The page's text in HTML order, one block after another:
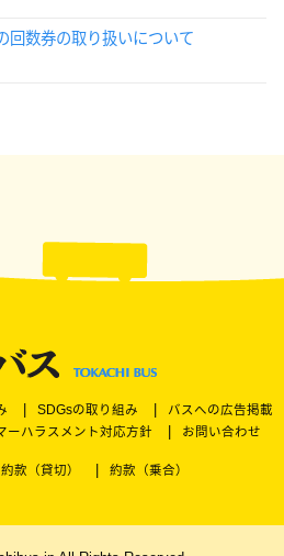
回数券の取り扱いについて
SDGsの取り組み
バスへの広告掲載
ーハラスメント対応方針 お問い合わせ
約款（貸切） 約款（乗合）